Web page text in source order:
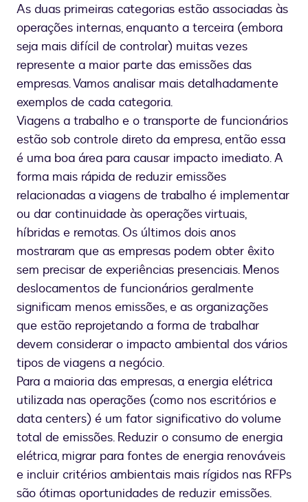
As duas primeiras categorias estão associadas às
operações internas, enquanto a terceira (embora
seja mais difícil de controlar) muitas vezes
represente a maior parte das emissões das
empresas. Vamos analisar mais detalhadamente
exemplos de cada categoria.
Viagens a trabalho e o transporte de funcionários
estão sob controle direto da empresa, então essa
é uma boa área para causar impacto imediato. A
forma mais rápida de reduzir emissões
relacionadas a viagens de trabalho é implementar
ou dar continuidade às operações virtuais,
híbridas e remotas. Os últimos dois anos
mostraram que as empresas podem obter êxito
sem precisar de experiências presenciais. Menos
deslocamentos de funcionários geralmente
significam menos emissões, e as organizações
que estão reprojetando a forma de trabalhar
devem considerar o impacto ambiental dos vários
tipos de viagens a negócio.
Para a maioria das empresas, a energia elétrica
utilizada nas operações (como nos escritórios e
data centers) é um fator significativo do volume
total de emissões. Reduzir o consumo de energia
elétrica, migrar para fontes de energia renováveis
e incluir critérios ambientais mais rígidos nas RFPs
são ótimas oportunidades de reduzir emissões.